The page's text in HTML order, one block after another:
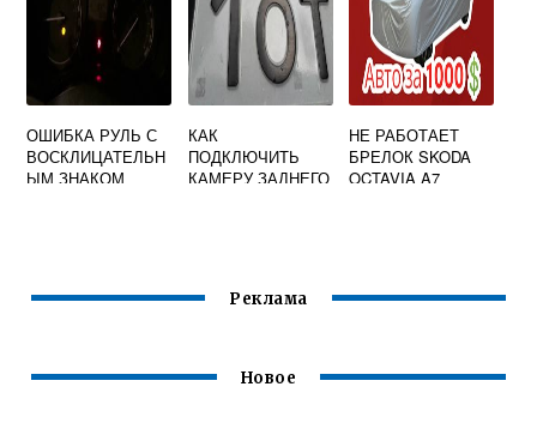
ОШИБКА РУЛЬ С
ВОСКЛИЦАТЕЛЬН
ЫМ ЗНАКОМ
КАК
ПОДКЛЮЧИТЬ
КАМЕРУ ЗАДНЕГО
НЕ РАБОТАЕТ
БРЕЛОК SKODA
OCTAVIA A7
Реклама
Новое